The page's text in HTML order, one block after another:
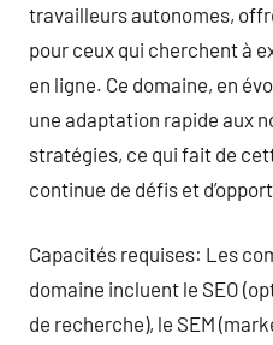
travailleurs autonomes,
pour ceux qui cherchent à
en ligne. Ce domaine, en
une adaptation rapide aux
stratégies, ce qui fait de
continue de défis et
Capacités requises: Les
domaine incluent le SEO
de recherche), le SEM